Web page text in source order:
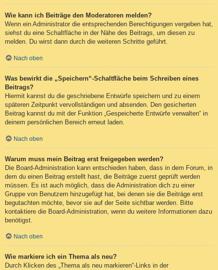
Wie kann ich Beiträge den Moderatoren melden?
Wenn ein Administrator die entsprechenden Berechtigungen vergeben hat,
siehst du eine Schaltfläche in der Nähe des Beitrags, um diesen zu
melden. Du wirst dann durch die weiteren Schritte geführt.
Nach oben
Was bewirkt die „Speichern“-Schaltfläche beim Schreiben eines
Beitrags?
Hiermit kannst du die geschriebene Entwürfe speichern und zu einem
späteren Zeitpunkt vervollständigen und absenden. Den gesicherten
Beitrag kannst du mit der Funktion „Gespeicherte Entwürfe verwalten“ in
deinem persönlichen Bereich erneut laden.
Nach oben
Warum muss mein Beitrag erst freigegeben werden?
Die Board-Administration kann entschieden haben, dass in dem Forum, in
dem du einen Beitrag erstellt hast, die Beiträge zuerst geprüft werden
müssen. Es ist auch möglich, dass die Administration dich zu einer
Gruppe von Benutzern hinzugefügt hat, bei denen sie die Beiträge erst
begutachten möchte, bevor sie auf der Seite sichtbar werden. Bitte
kontaktiere die Board-Administration, wenn du weitere Informationen dazu
benötigst.
Nach oben
Wie markiere ich ein Thema als neu?
Durch Klicken des „Thema als neu markieren“-Links in der